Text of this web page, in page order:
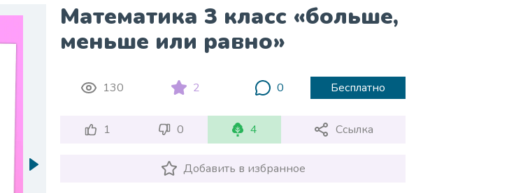
Математика 3 класс «больше,
меньше или равно»
130 2 0 Бесплатно
1 0 4 Ссылка
Добавить в избранное